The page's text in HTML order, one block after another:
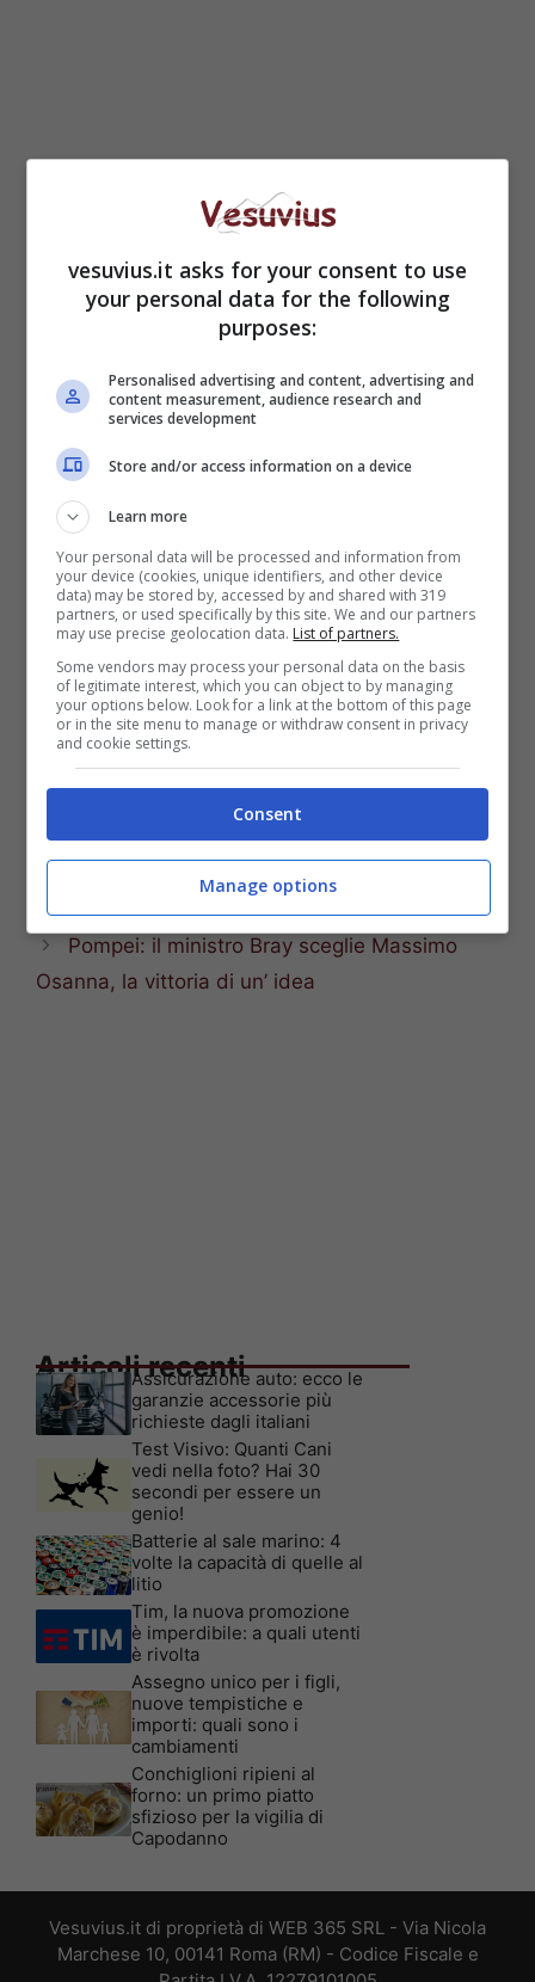
Cultura,Eventi
Tag
NUOVA ZTL: Tarsia-Pignasecca-Dante
Pompei: il ministro Bray sceglie Massimo
Osanna, la vittoria di un’ idea
Articoli recenti
Assicurazione auto: ecco le
garanzie accessorie più
richieste dagli italiani
Test Visivo: Quanti Cani
vedi nella foto? Hai 30
secondi per essere un
genio!
Batterie al sale marino: 4
volte la capacità di quelle al
litio
Tim, la nuova promozione
è imperdibile: a quali utenti
è rivolta
Assegno unico per i figli,
nuove tempistiche e
importi: quali sono i
cambiamenti
Conchiglioni ripieni al
forno: un primo piatto
sfizioso per la vigilia di
Capodanno
Vesuvius.it di proprietà di WEB 365 SRL - Via Nicola
Marchese 10, 00141 Roma (RM) - Codice Fiscale e
vesuvius.it asks for your consent to use
your personal data for the following
purposes:
Personalised advertising and content, advertising and
content measurement, audience research and
services development
Store and/or access information on a device
Learn more
Your personal data will be processed and information from
your device (cookies, unique identifiers, and other device
data) may be stored by, accessed by and shared with 319
partners, or used specifically by this site. We and our partners
may use precise geolocation data. List of partners.
Some vendors may process your personal data on the basis
of legitimate interest, which you can object to by managing
your options below. Look for a link at the bottom of this page
or in the site menu to manage or withdraw consent in privacy
and cookie settings.
Consent
Manage options